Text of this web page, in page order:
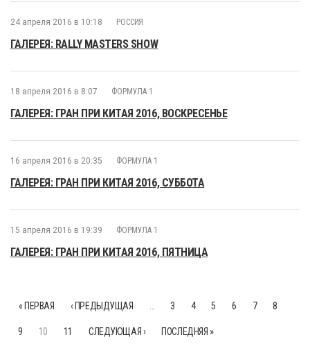
24 апреля 2016 в 10:18 РОССИЯ
ГАЛЕРЕЯ: RALLY MASTERS SHOW
18 апреля 2016 в 8:07 ФОРМУЛА 1
ГАЛЕРЕЯ: ГРАН ПРИ КИТАЯ 2016, ВОСКРЕСЕНЬЕ
16 апреля 2016 в 20:35 ФОРМУЛА 1
ГАЛЕРЕЯ: ГРАН ПРИ КИТАЯ 2016, СУББОТА
15 апреля 2016 в 19:39 ФОРМУЛА 1
ГАЛЕРЕЯ: ГРАН ПРИ КИТАЯ 2016, ПЯТНИЦА
« ПЕРВАЯ ‹ ПРЕДЫДУЩАЯ 3 4 5 6 7 8
9 10 11 СЛЕДУЮЩАЯ › ПОСЛЕДНЯЯ »